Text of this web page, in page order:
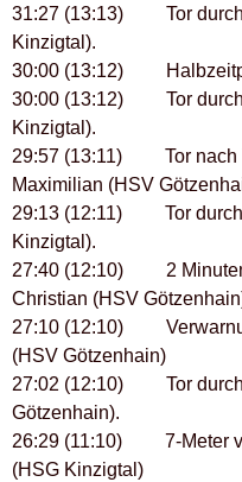
31:27 (13:13) Tor durch
Kinzigtal).
30:00 (13:12)
30:00 (13:12) Tor durch
Kinzigtal).
29:57 (13:11) Tor nach
Maximilian (HSV
29:13 (12:11) Tor durch
Kinzigtal).
27:40 (12:10) 2 Minuten
Christian (HSV
27:10 (12:10)
(HSV Götzenhain)
27:02 (12:10) Tor durch
Götzenhain).
26:29 (11:10) 7-Meter
(HSG Kinzigtal)